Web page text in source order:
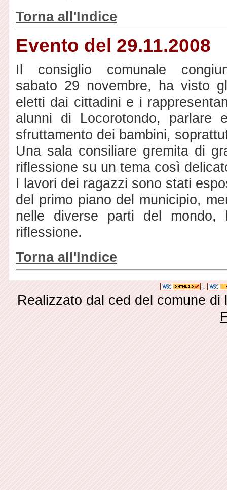
Torna all'Indice
Evento del 29.11.2008
Il consiglio comunale
sabato 29 novembre, ha visto
eletti dai cittadini e i
alunni di Locorotondo, parlare
sfruttamento dei bambini,
Una sala consiliare gremita di
riflessione su un tema così
I lavori dei ragazzi sono stati
del primo piano del municipio,
nelle diverse parti del
riflessione.
Torna all'Indice
-
Realizzato dal ced del comune